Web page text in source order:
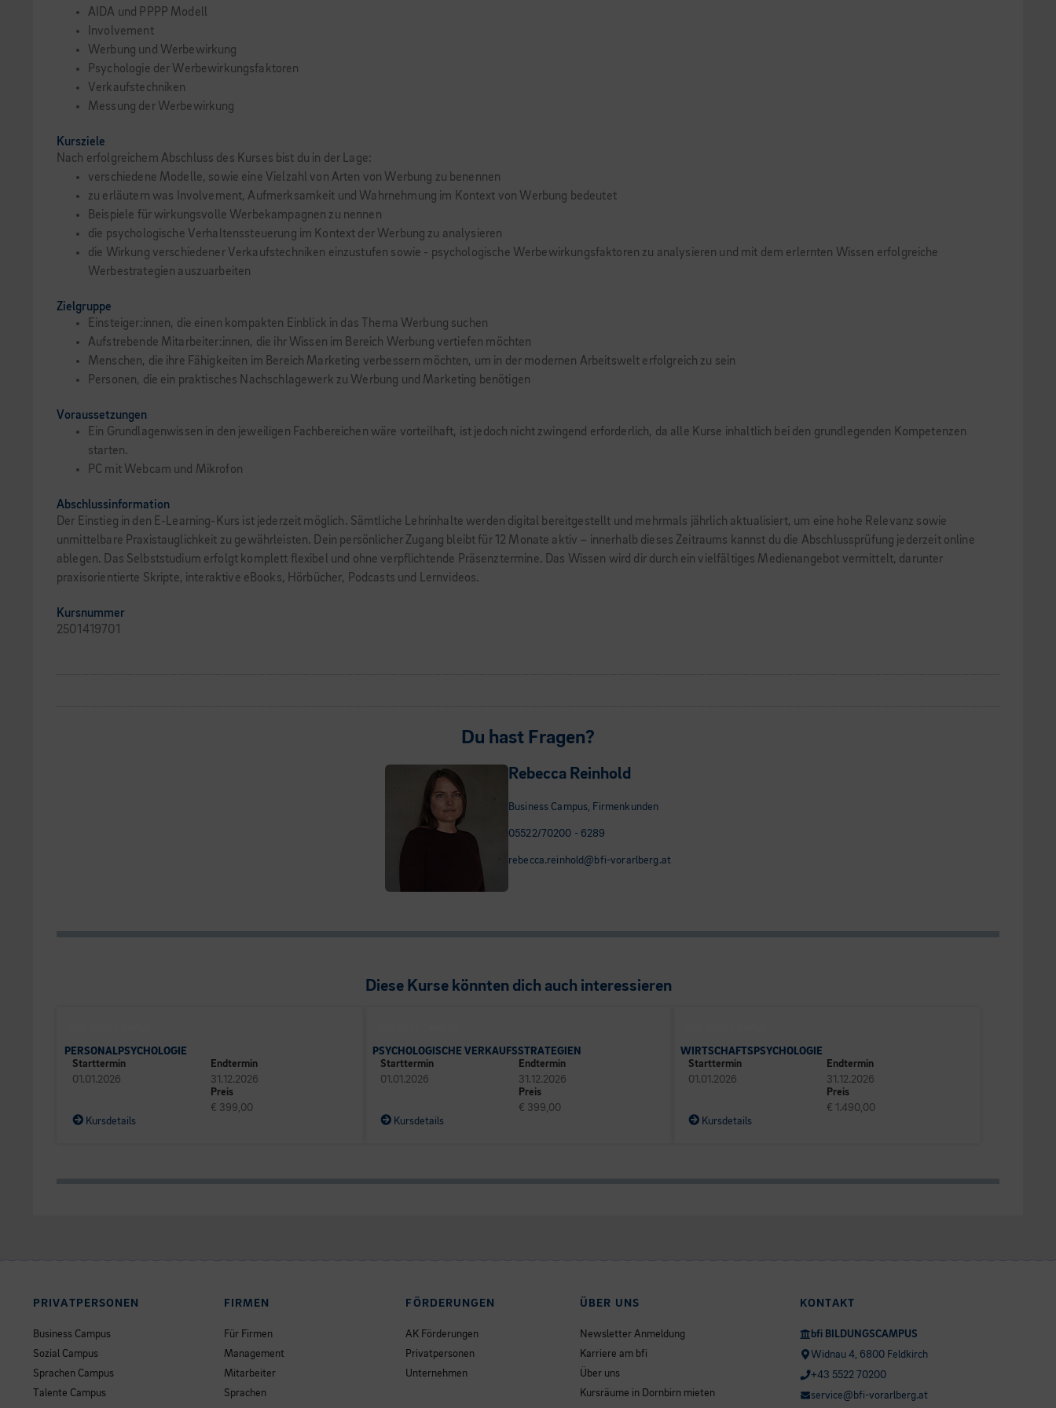
AIDA und PPPP Modell
Involvement
Werbung und Werbewirkung
Psychologie der Werbewirkungsfaktoren
Verkaufstechniken
Messung der Werbewirkung
Kursziele
Nach erfolgreichem Abschluss des Kurses bist du in der Lage:
verschiedene Modelle, sowie eine Vielzahl von Arten von Werbung zu benennen
zu erläutern was Involvement, Aufmerksamkeit und Wahrnehmung im Kontext von Werbung bedeutet
Beispiele für wirkungsvolle Werbekampagnen zu nennen
die psychologische Verhaltenssteuerung im Kontext der Werbung zu analysieren
die Wirkung verschiedener Verkaufstechniken einzustufen sowie - psychologische Werbewirkungsfaktoren zu analysieren und mit dem erlernten Wissen erfolgreiche
Werbestrategien auszuarbeiten
Zielgruppe
Einsteiger:innen, die einen kompakten Einblick in das Thema Werbung suchen
Aufstrebende Mitarbeiter:innen, die ihr Wissen im Bereich Werbung vertiefen möchten
Menschen, die ihre Fähigkeiten im Bereich Marketing verbessern möchten, um in der modernen Arbeitswelt erfolgreich zu sein
Personen, die ein praktisches Nachschlagewerk zu Werbung und Marketing benötigen
Voraussetzungen
Ein Grundlagenwissen in den jeweiligen Fachbereichen wäre vorteilhaft, ist jedoch nicht zwingend erforderlich, da alle Kurse inhaltlich bei den grundlegenden Kompetenzen
starten.
PC mit Webcam und Mikrofon
Abschlussinformation
Der Einstieg in den E-Learning-Kurs ist jederzeit möglich. Sämtliche Lehrinhalte werden digital bereitgestellt und mehrmals jährlich aktualisiert, um eine hohe Relevanz sowie
unmittelbare Praxistauglichkeit zu gewährleisten. Dein persönlicher Zugang bleibt für 12 Monate aktiv – innerhalb dieses Zeitraums kannst du die Abschlussprüfung jederzeit online
ablegen. Das Selbststudium erfolgt komplett flexibel und ohne verpflichtende Präsenztermine. Das Wissen wird dir durch ein vielfältiges Medienangebot vermittelt, darunter
praxisorientierte Skripte, interaktive eBooks, Hörbücher, Podcasts und Lernvideos.
Kursnummer
2501419701
Du hast Fragen?
Rebecca Reinhold
Business Campus, Firmenkunden
05522/70200 - 6289
rebecca.reinhold@bfi-vorarlberg.at
Diese Kurse könnten dich auch interessieren
PERSONALPSYCHOLOGIE
Starttermin
01.01.2026
Endtermin
31.12.2026
Preis
€ 399,00
Kursdetails
PSYCHOLOGISCHE VERKAUFSSTRATEGIEN
Starttermin
01.01.2026
Endtermin
31.12.2026
Preis
€ 399,00
Kursdetails
WIRTSCHAFTSPSYCHOLOGIE
Starttermin
01.01.2026
Endtermin
31.12.2026
Preis
€ 1.490,00
Kursdetails
PRIVATPERSONEN
Business Campus
Sozial Campus
Sprachen Campus
Talente Campus
FIRMEN
Für Firmen
Management
Mitarbeiter
Sprachen
FÖRDERUNGEN
AK Förderungen
Privatpersonen
Unternehmen
ÜBER UNS
Newsletter Anmeldung
Karriere am bfi
Über uns
Kursräume in Dornbirn mieten
KONTAKT
bfi BILDUNGSCAMPUS
Widnau 4, 6800 Feldkirch
+43 5522 70200
service@bfi-vorarlberg.at